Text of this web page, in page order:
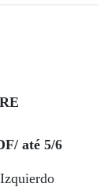
até 5/6